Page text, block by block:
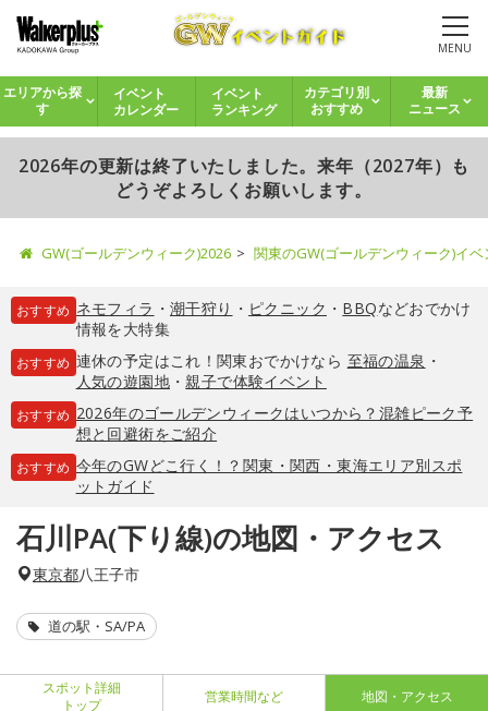
MENU
エリアから探
す
イベント
カレンダー
イベント
ランキング
カテゴリ別
おすすめ
最新
ニュース
2026年の更新は終了いたしました。来年（2027年）も
どうぞよろしくお願いします。
GW(ゴールデンウィーク)2026 関東のGW(ゴールデンウィーク)イ
おすすめ ネモフィラ ・ 潮干狩り ・ ピクニック ・ BBQなどおでかけ
情報を大特集
おすすめ 連休の予定はこれ！関東おでかけなら 至福の温泉 ・
人気の遊園地・親子で体験イベント
おすすめ 2026年のゴールデンウィークはいつから？混雑ピーク予
想と回避術をご紹介
おすすめ 今年のGWどこ行く！？関東・関西・東海エリア別スポ
ットガイド
石川PA(下り線)の地図・アクセス
東京都八王子市
道の駅・SA/PA
スポット詳細
トップ
営業時間など 地図・アクセス